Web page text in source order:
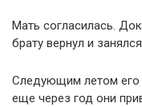
Мать согласилась.
брату вернул и
Следующим летом его
еще через год они